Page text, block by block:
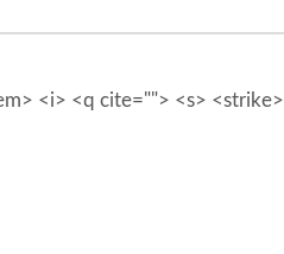
<i> <q cite=""> <s> <strike>